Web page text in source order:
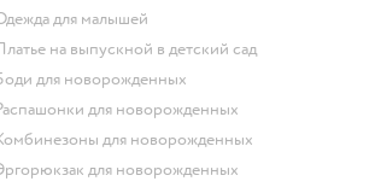
Одежда для малышей
Платье на выпускной в детский сад
Боди для новорожденных
Распашонки для новорожденных
Комбинезоны для новорожденных
Эргорюкзак для новорожденных